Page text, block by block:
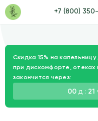
+7 (800)
Скидка 15% на
при дискомфорте, отеках
закончится через:
00 д : 21